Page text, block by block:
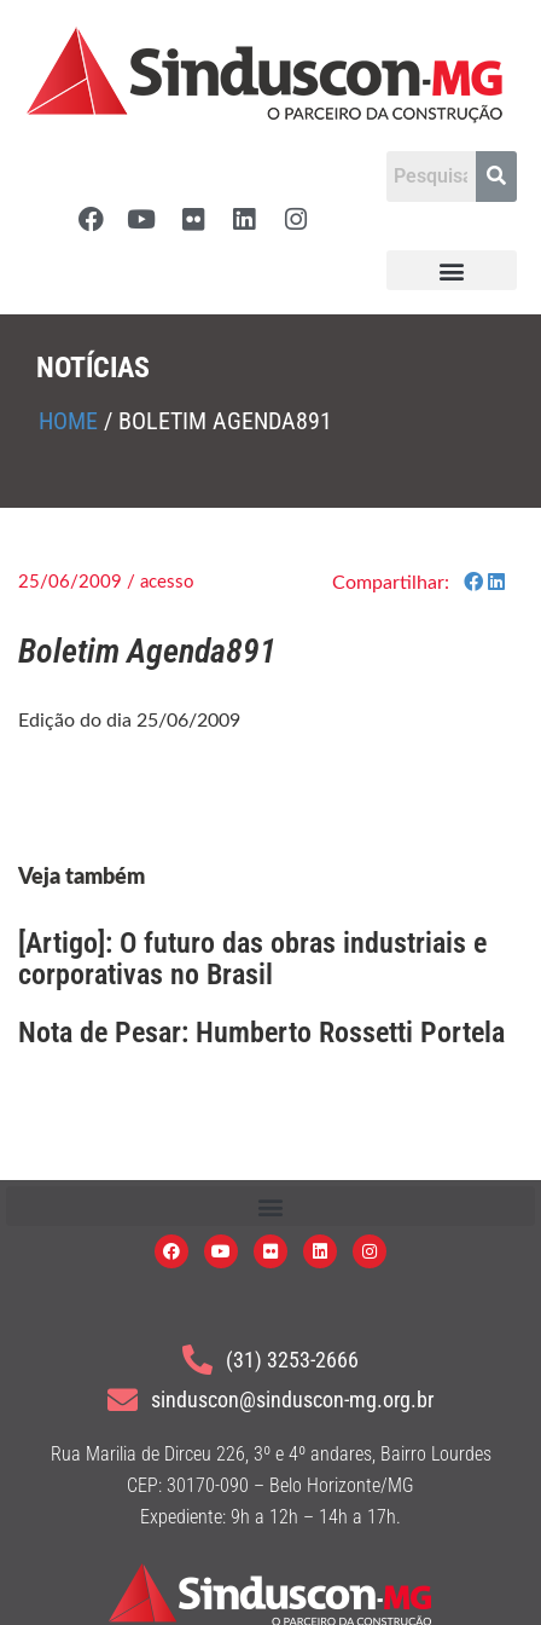
NOTÍCIAS
HOME / BOLETIM AGENDA891
25/06/2009 / acesso Compartilhar:
Boletim Agenda891
Edição do dia 25/06/2009
Veja também
[Artigo]: O futuro das obras industriais e
corporativas no Brasil
Nota de Pesar: Humberto Rossetti Portela
(31) 3253-2666
sinduscon@sinduscon-mg.org.br
Rua Marilia de Dirceu 226, 3º e 4º andares, Bairro Lourdes
CEP: 30170-090 – Belo Horizonte/MG
Expediente: 9h a 12h – 14h a 17h.